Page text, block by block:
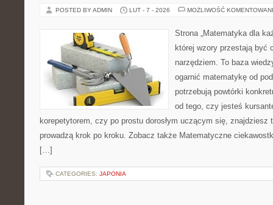
POSTED BY ADMIN LUT - 7 - 2026 MOŻLIWOŚĆ
Strona „Matematyka dla
której wzory przestają być
narzędziem. To baza
ogarnić matematykę od
potrzebują powtórki
od tego, czy jesteś
korepetytorem, czy po prostu dorosłym uczącym się, znajdziesz
prowadzą krok po kroku. Zobacz także Matematyczne
[…]
CATEGORIES: JAPONIA